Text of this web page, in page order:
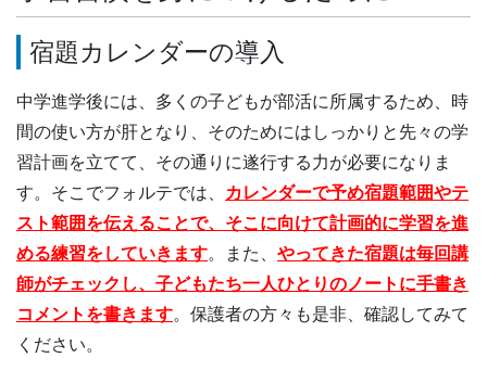
宿題カレンダーの導入
中学進学後には、多くの子どもが部活に所属するため、時
間の使い方が肝となり、そのためにはしっかりと先々の学
習計画を立てて、その通りに遂行する力が必要になりま
す。そこでフォルテでは、
カレンダーで予め宿題範囲やテ
スト範囲を伝えることで、そこに向けて計画的に学習を進
める練習をしていきます。また、 やってきた宿題は毎回講
師がチェックし、子どもたち一人ひとりのノートに手書き
コメントを書きます。保護者の方々も是非、確認してみて
ください。